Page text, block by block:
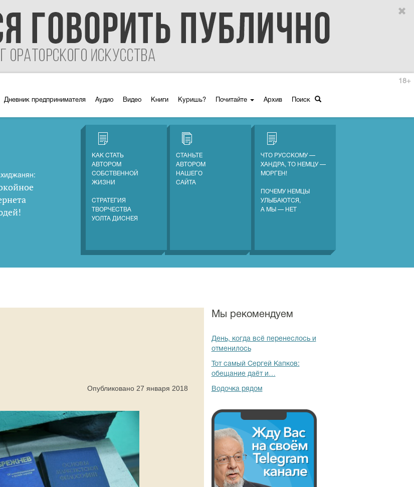
Дневник предпринимателя Аудио Видео Книги Куришь? Почитайте Архив Поиск
18+
!
КАК СТАТЬ
АВТОРОМ
СОБСТВЕННОЙ
ЖИЗНИ
СТРАТЕГИЯ
ТВОРЧЕСТВА
УОЛТА ДИСНЕЯ
СТАНЬТЕ
АВТОРОМ
НАШЕГО
САЙТА
ЧТО РУССКОМУ —
ХАНДРА, ТО НЕМЦУ —
МОРГЕН!
ПОЧЕМУ НЕМЦЫ
УЛЫБАЮТСЯ,
А МЫ — НЕТ
Опубликовано 27 января 2018
Мы рекомендуем
День, когда всё перенеслось и
отменилось
Тот самый Сергей Капков:
обещание даёт и…
Водочка рядом